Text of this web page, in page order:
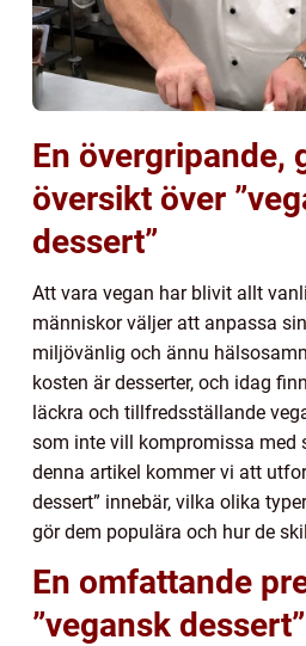
En övergripande,
översikt över
dessert”
Att vara vegan har blivit allt
människor väljer att anpassa
miljövänlig och ännu
kosten är desserter, och idag
läckra och tillfredsställande
som inte vill kompromissa med
denna artikel kommer vi att
dessert” innebär, vilka olika
gör dem populära och hur de
En omfattande
”vegansk dessert”